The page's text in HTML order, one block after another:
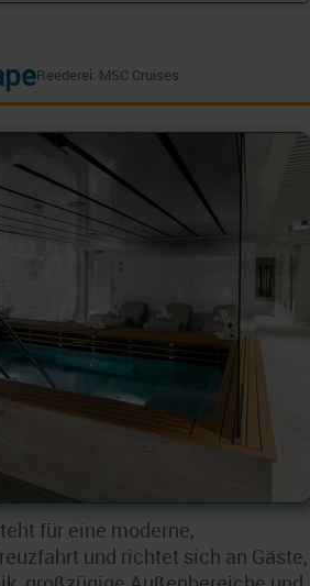
Reederei: MSC Cruises
für eine moderne,
und richtet sich an Gäste,